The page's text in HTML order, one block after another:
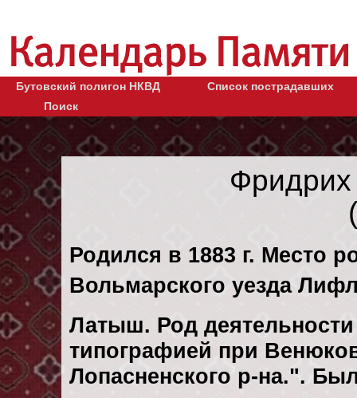
Бутовский полигон НКВД
Список пострадавших
Поиск
Родился в 1883 г. Место
Вольмарского уезда
Латыш. Род
типографией при
Лопасненского р-на.".